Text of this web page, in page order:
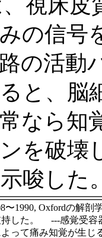
、視床
の信号
の活動
と、脳
なら知
を破壊
唆した
〜1990, Oxfordの解剖
した。 ---感覚受容
よって痛み知覚が生じ